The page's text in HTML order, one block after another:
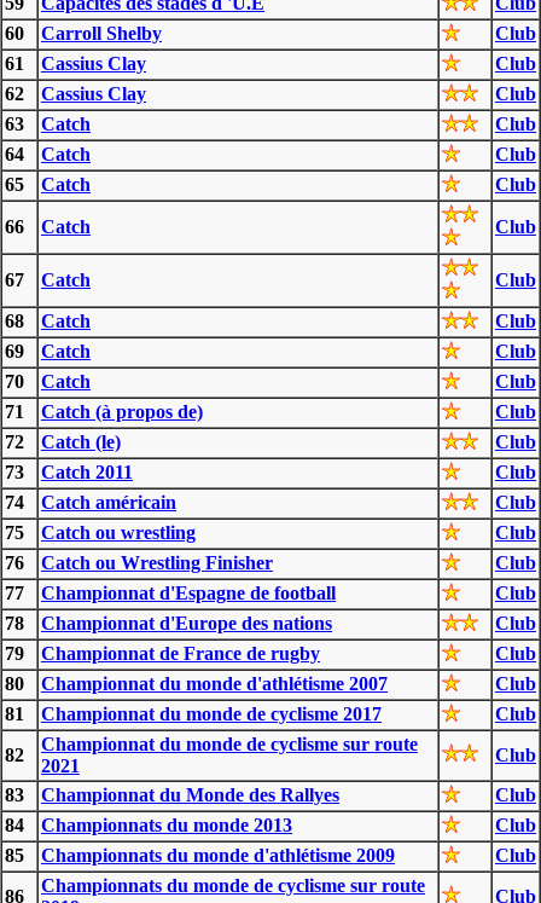
60
Carroll Shelby
Club
61
Cassius Clay
Club
62
Cassius Clay
Club
63
Catch
Club
64
Catch
Club
65
Catch Club
66 Catch Club
67 Catch
Club
68
Catch
Club
69
Catch
Club
70
Catch
Club
71
Catch (à propos de)
Club
72
Catch (le)
Club
73
Catch 2011
Club
74
Catch américain
Club
75
Catch ou wrestling
Club
76
Catch ou Wrestling Finisher
Club
77
Championnat d'Espagne de football
Club
78
Championnat d'Europe des nations
Club
79
Championnat de France de rugby
Club
80
Championnat du monde d'athlétisme 2007
Club
81
Championnat du monde de cyclisme 2017
Club
82
Championnat du monde de cyclisme sur route
2021
Club
83
Championnat du Monde des Rallyes
Club
84
Championnats du monde 2013
Club
85
Championnats du monde d'athlétisme 2009
Club
86
Championnats du monde de cyclisme sur route
Club